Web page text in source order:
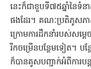
នេះក៏ជាខួបទី៧៥ឆ្នាំនៃទំន
ផងដែរ។ គណៈប្រតិភូសភា
ក្រោមការដឹកនាំរបស់សម្ដេ
រីកចម្រើនបន្ថែមទៀត។ ប
ក៏បានគូសបញ្ជាក់អំពីការបន្